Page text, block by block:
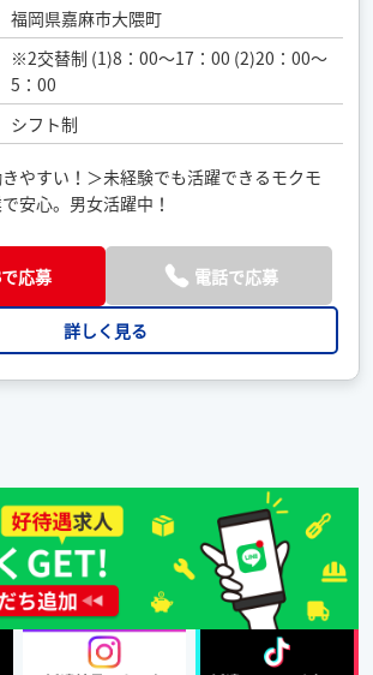
福岡県嘉麻市大隈町
※2交替制 (1)8：00～17：00 (2)20：00～
5：00
シフト制
やすい！＞未経験でも活躍できるモクモ
安心。男女活躍中！
応募 電話で応募
詳しく見る